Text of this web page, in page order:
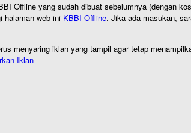
Offline yang sudah dibuat sebelumnya (dengan
halaman web ini KBBI Offline. Jika ada masukan,
menyaring iklan yang tampil agar tetap
Iklan